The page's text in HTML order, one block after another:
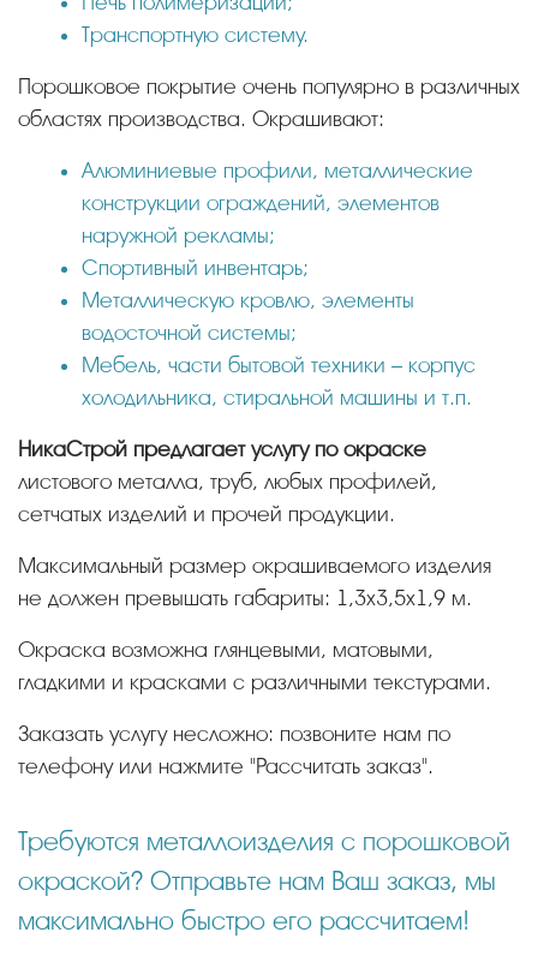
Транспортную систему.
Порошковое покрытие очень популярно в различных
областях производства. Окрашивают:
Алюминиевые профили, металлические
конструкции ограждений, элементов
наружной рекламы;
Спортивный инвентарь;
Металлическую кровлю, элементы
водосточной системы;
Мебель, части бытовой техники – корпус
холодильника, стиральной машины и т.п.
НикаСтрой предлагает услугу по окраске
листового металла, труб, любых профилей,
сетчатых изделий и прочей продукции.
Максимальный размер окрашиваемого изделия
не должен превышать габариты: 1,3х3,5х1,9 м.
Окраска возможна глянцевыми, матовыми,
гладкими и красками с различными текстурами.
Заказать услугу несложно: позвоните нам по
телефону или нажмите "Рассчитать заказ".
Требуются металлоизделия с порошковой
окраской? Отправьте нам Ваш заказ, мы
максимально быстро его рассчитаем!